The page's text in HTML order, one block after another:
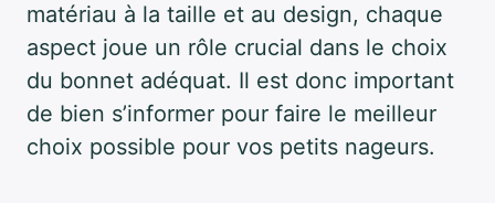
matériau à la taille et au design, chaque
aspect joue un rôle crucial dans le choix
du bonnet adéquat. Il est donc important
de bien s’informer pour faire le meilleur
choix possible pour vos petits nageurs.